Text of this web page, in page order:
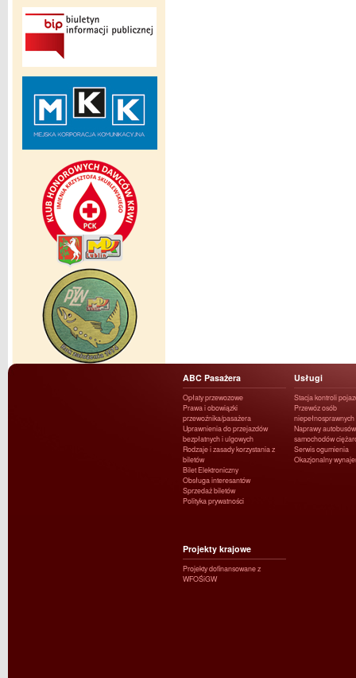
ABC Pasażera
Opłaty przewozowe
Prawa i obowiązki
przewoźnika/pasażera
Uprawnienia do przejazdów
bezpłatnych i ulgowych
Rodzaje i zasady korzystania z
biletów
Bilet Elektroniczny
Obsługa interesantów
Sprzedaż biletów
Polityka prywatności
Usługi
Stacja kontroli
Przewóz osób
niepełnosprawnych
Naprawy
samochodów
Serwis ogumienia
Okazjonalny
Projekty krajowe
Projekty dofinansowane z
WFOŚiGW